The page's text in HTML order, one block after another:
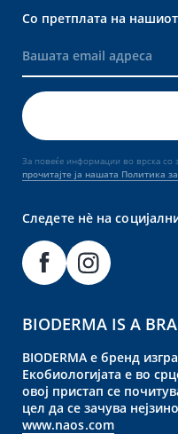
Со претплата на
За повеќе информации во врска со
прочитајте ја нашата Политика
Следете нè на
BIODERMA IS A
BIODERMA е бренд
Екобиологијата е во
овој пристап се
цел да се зачува
www.naos.com